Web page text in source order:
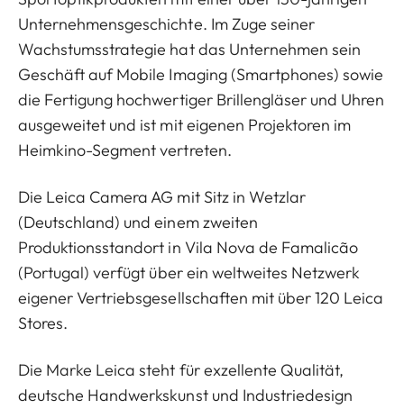
Unternehmensgeschichte. Im Zuge seiner
Wachstumsstrategie hat das Unternehmen sein
Geschäft auf Mobile Imaging (Smartphones) sowie
die Fertigung hochwertiger Brillengläser und Uhren
ausgeweitet und ist mit eigenen Projektoren im
Heimkino-Segment vertreten.
Die Leica Camera AG mit Sitz in Wetzlar
(Deutschland) und einem zweiten
Produktionsstandort in Vila Nova de Famalicão
(Portugal) verfügt über ein weltweites Netzwerk
eigener Vertriebsgesellschaften mit über 120 Leica
Stores.
Die Marke Leica steht für exzellente Qualität,
deutsche Handwerkskunst und Industriedesign